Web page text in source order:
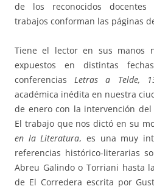
de los reconocidos docentes
trabajos conforman las páginas
Tiene el lector en sus manos
expuestos en distintas
conferenciasLetras a Telde,
académica inédita en nuestra
de enero con la intervención del
El trabajo que nos dictó en su
en la Literatura, es una muy
referencias histórico-literarias
Abreu Galindo o Torriani hasta
de El Corredera escrita por